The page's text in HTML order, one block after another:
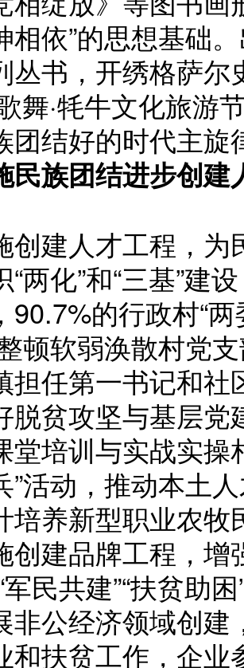
相依”的思想基础
丛书，开绣格萨尔
舞·牦牛文化旅游
团结好的时代主旋
民族团结进步创
建人才工程，为
“两化”和“三基”建
90.7%的行政村“
顿软弱涣散村党
担任第一书记和
脱贫攻坚与基层党
堂培训与实战实操
”活动，推动本土
培养新型职业农牧
建品牌工程，增
军民共建”“扶贫助
非公经济领域创
和扶贫工作，企